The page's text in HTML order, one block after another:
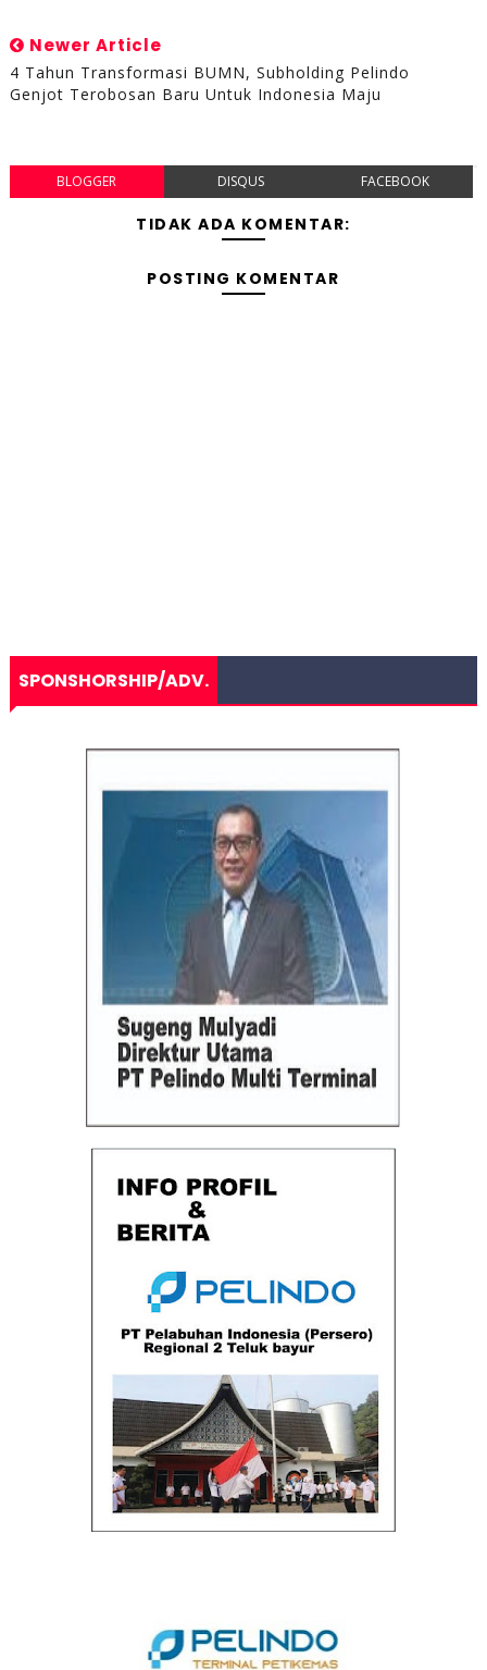
Newer Article
4 Tahun Transformasi BUMN, Subholding Pelindo
Genjot Terobosan Baru Untuk Indonesia Maju
BLOGGER DISQUS FACEBOOK
TIDAK ADA KOMENTAR:
POSTING KOMENTAR
SPONSHORSHIP/ADV.